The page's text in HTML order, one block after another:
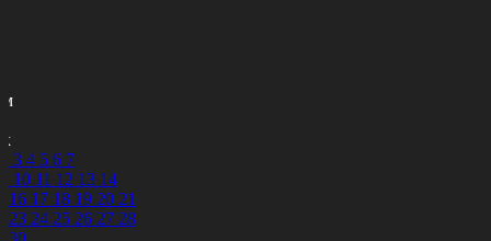
3 4 5 6 7
10 11 12 13 14
16 17 18 19 20 21
23 24 25 26 27 28